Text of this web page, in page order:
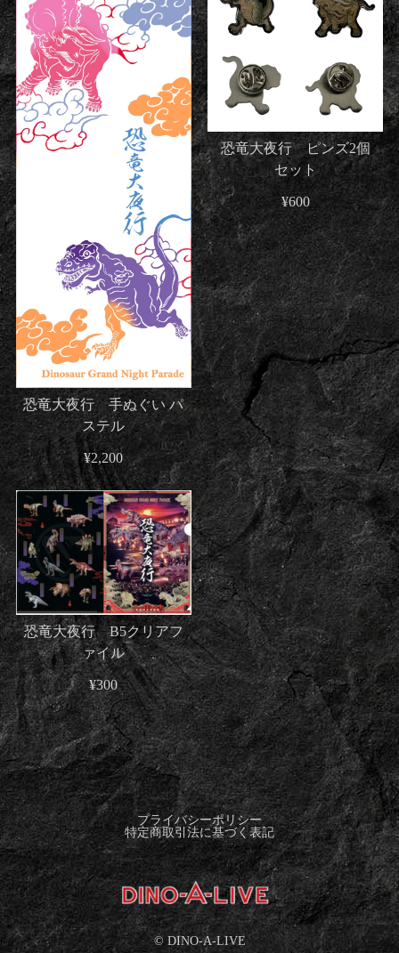
恐竜大夜行 手ぬぐい パ
ステル
¥2,200
恐竜大夜行 ピンズ2個
セット
¥600
恐竜大夜行 B5クリアフ
ァイル
¥300
プライバシーポリシー
特定商取引法に基づく表記
©︎ DINO-A-LIVE